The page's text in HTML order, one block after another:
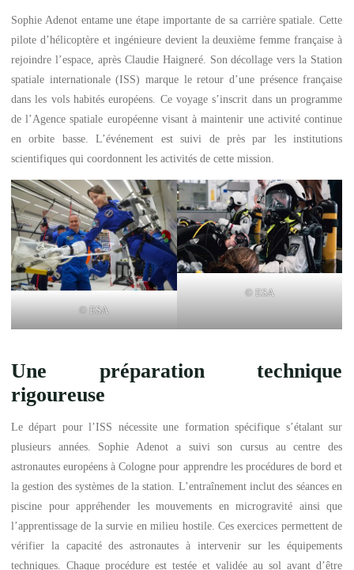
Sophie Adenot entame une étape importante de sa carrière spatiale. Cette
pilote d’hélicoptère et ingénieure devient la deuxième femme française à
rejoindre l’espace, après Claudie Haigneré. Son décollage vers la Station
spatiale internationale (ISS) marque le retour d’une présence française
dans les vols habités européens. Ce voyage s’inscrit dans un programme
de l’Agence spatiale européenne visant à maintenir une activité continue
en orbite basse. L’événement est suivi de près par les institutions
scientifiques qui coordonnent les activités de cette mission.
© ESA
© ESA
Une préparation technique
rigoureuse
Le départ pour l’ISS nécessite une formation spécifique s’étalant sur
plusieurs années. Sophie Adenot a suivi son cursus au centre des
astronautes européens à Cologne pour apprendre les procédures de bord et
la gestion des systèmes de la station. L’entraînement inclut des séances en
piscine pour appréhender les mouvements en microgravité ainsi que
l’apprentissage de la survie en milieu hostile. Ces exercices permettent de
vérifier la capacité des astronautes à intervenir sur les équipements
techniques. Chaque procédure est testée et validée au sol avant d’être